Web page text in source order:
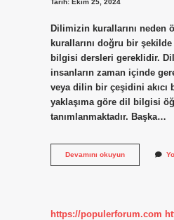
Tarih: Ekim 25, 2024
Dilimizin kurallarını
kurallarını doğru bir
bilgisi dersleri gereklidir.
insanların zaman içinde
veya dilin bir çeşidini akıcı
yaklaşıma göre dil bilgisi
tanımlanmaktadır. Başka…
Devamını okuyunDil
Bilgisi
https://populerforum.com